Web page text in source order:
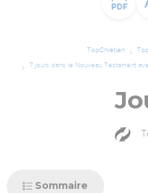
TopChrétien
7 jours dans le Nouveau Testament
Sommaire